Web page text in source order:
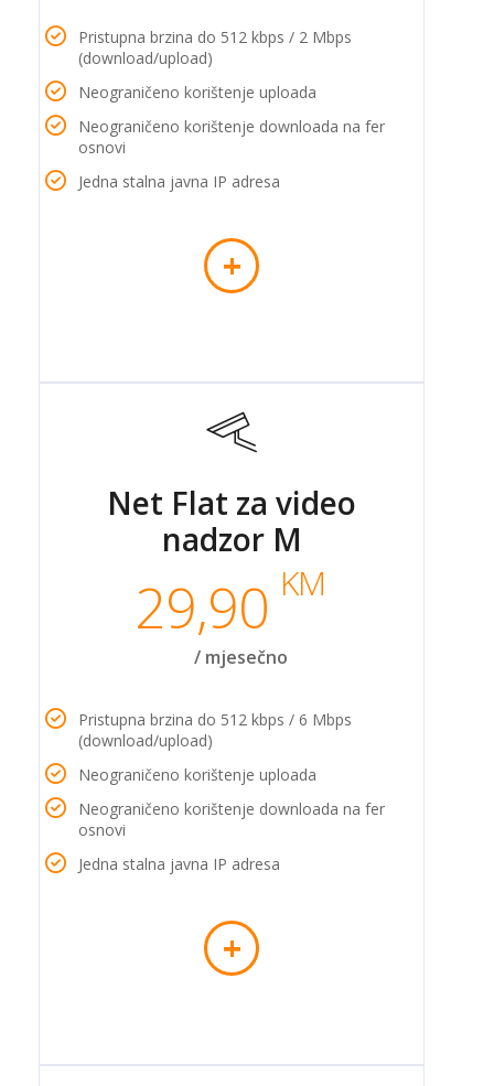
Pristupna brzina do 512 kbps / 2 Mbps
(download/upload)
Neograničeno korištenje uploada
Neograničeno korištenje downloada na fer
osnovi
Jedna stalna javna IP adresa
+
Net Flat za video
nadzor M
29,90 KM
/ mjesečno
Pristupna brzina do 512 kbps / 6 Mbps
(download/upload)
Neograničeno korištenje uploada
Neograničeno korištenje downloada na fer
osnovi
Jedna stalna javna IP adresa
+